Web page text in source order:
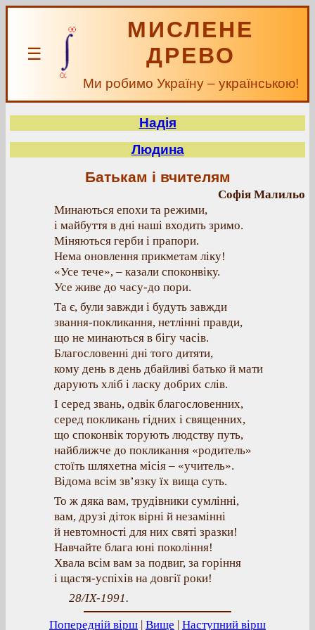
☰
МИСЛЕНЕ
ДРЕВО
Ми робимо Україну – українською!
Надія
Людина
Батькам і вчителям
Софія Малильо
Минаються епохи та режими,
і майбуття в дні наші входить зримо.
Міняються герби і прапори.
Нема оновлення прикметам ліку!
«Усе тече», – казали споконвіку.
Усе живе до часу-до пори.
Та є, були завжди і будуть завжди
звання-покликання, нетлінні правди,
що не минаються в бігу часів.
Благословенні дні того дитяти,
кому день в день дбайливі батько й мати
дарують хліб і ласку добрих слів.
І серед звань, одвік благословенних,
серед покликань гідних і священних,
що споконвік торують людству путь,
найближче до покликання «родитель»
стоїть шляхетна місія – «учитель».
Відома всім зв’язку їх вища суть.
То ж дяка вам, трудівники сумлінні,
вам, друзі діток вірні й незамінні
й невтомності для них святі зразки!
Навчайте блага юні покоління!
Хвала всім вам за подвиг, за горіння
і щастя-успіхів на довгії роки!
28/IX-1991.
Попередній вірш | Вище | Наступний вірш